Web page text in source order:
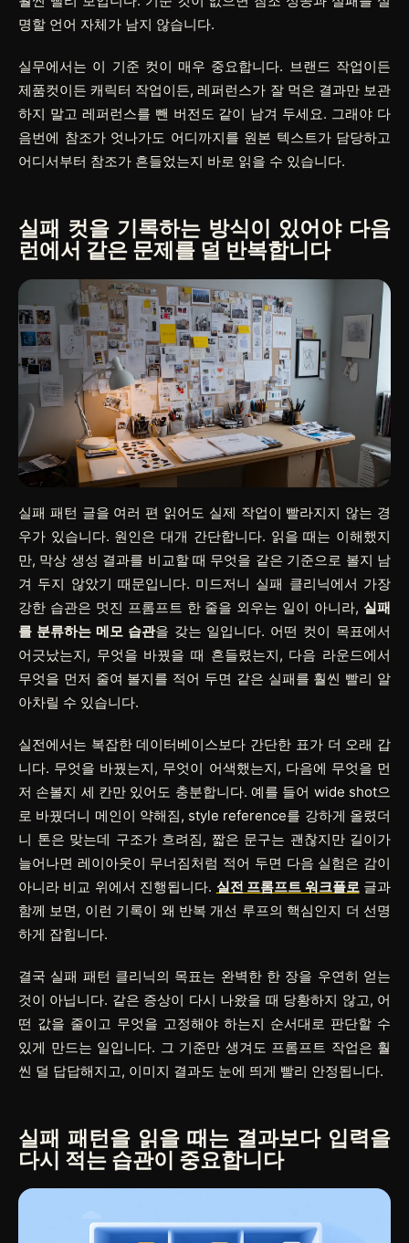
명할 언어 자체가 남지 않습니다.
실무에서는 이 기준 컷이 매우 중요합니다. 브랜드 작업이든
제품컷이든 캐릭터 작업이든, 레퍼런스가 잘 먹은 결과만 보관
하지 말고 레퍼런스를 뺀 버전도 같이 남겨 두세요. 그래야 다
음번에 참조가 엇나가도 어디까지를 원본 텍스트가 담당하고
어디서부터 참조가 흔들었는지 바로 읽을 수 있습니다.
실패 컷을 기록하는 방식이 있어야 다음
런에서 같은 문제를 덜 반복합니다
실패 패턴 글을 여러 편 읽어도 실제 작업이 빨라지지 않는 경
우가 있습니다. 원인은 대개 간단합니다. 읽을 때는 이해했지
만, 막상 생성 결과를 비교할 때 무엇을 같은 기준으로 볼지 남
겨 두지 않았기 때문입니다. 미드저니 실패 클리닉에서 가장
강한 습관은 멋진 프롬프트 한 줄을 외우는 일이 아니라, 실패
를 분류하는 메모 습관을 갖는 일입니다. 어떤 컷이 목표에서
어긋났는지, 무엇을 바꿨을 때 흔들렸는지, 다음 라운드에서
무엇을 먼저 줄여 볼지를 적어 두면 같은 실패를 훨씬 빨리 알
아차릴 수 있습니다.
실전에서는 복잡한 데이터베이스보다 간단한 표가 더 오래 갑
니다. 무엇을 바꿨는지, 무엇이 어색했는지, 다음에 무엇을 먼
저 손볼지 세 칸만 있어도 충분합니다. 예를 들어 wide shot으
로 바꿨더니 메인이 약해짐, style reference를 강하게 올렸더
니 톤은 맞는데 구조가 흐려짐, 짧은 문구는 괜찮지만 길이가
늘어나면 레이아웃이 무너짐처럼 적어 두면 다음 실험은 감이
아니라 비교 위에서 진행됩니다. 실전 프롬프트 워크플로글과
함께 보면, 이런 기록이 왜 반복 개선 루프의 핵심인지 더 선명
하게 잡힙니다.
결국 실패 패턴 클리닉의 목표는 완벽한 한 장을 우연히 얻는
것이 아닙니다. 같은 증상이 다시 나왔을 때 당황하지 않고, 어
떤 값을 줄이고 무엇을 고정해야 하는지 순서대로 판단할 수
있게 만드는 일입니다. 그 기준만 생겨도 프롬프트 작업은 훨
씬 덜 답답해지고, 이미지 결과도 눈에 띄게 빨리 안정됩니다.
실패 패턴을 읽을 때는 결과보다 입력을
다시 적는 습관이 중요합니다